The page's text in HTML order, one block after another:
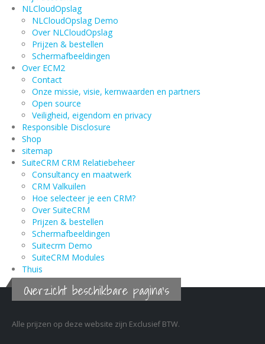
NLCloudOpslag
NLCloudOpslag Demo
Over NLCloudOpslag
Prijzen & bestellen
Schermafbeeldingen
Over ECM2
Contact
Onze missie, visie, kernwaarden en partners
Open source
Veiligheid, eigendom en privacy
Responsible Disclosure
Shop
sitemap
SuiteCRM CRM Relatiebeheer
Consultancy en maatwerk
CRM Valkuilen
Hoe selecteer je een CRM?
Over SuiteCRM
Prijzen & bestellen
Schermafbeeldingen
Suitecrm Demo
SuiteCRM Modules
Thuis
Overzicht beschikbare pagina's
Alle prijzen op deze website zijn Exclusief BTW.